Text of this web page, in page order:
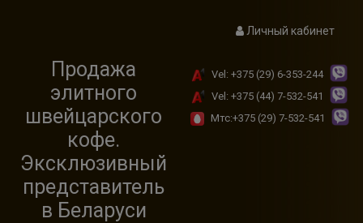
Продажа
элитного
швейцарского
кофе.
Эксклюзивный
представитель
в Беларуси
Vel: +375 (29) 6-353-244
Vel: +375 (44) 7-532-541
Мтс:+375 (29) 7-532-541
Личный кабинет